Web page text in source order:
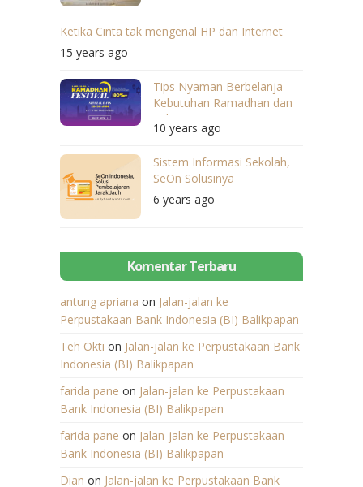
Ketika Cinta tak mengenal HP dan Internet
15 years ago
Tips Nyaman Berbelanja
Kebutuhan Ramadhan dan
Lebaran
10 years ago
Sistem Informasi Sekolah,
SeOn Solusinya
6 years ago
Komentar Terbaru
antung apriana on Jalan-jalan ke
Perpustakaan Bank Indonesia (BI) Balikpapan
Teh Okti on Jalan-jalan ke Perpustakaan Bank
Indonesia (BI) Balikpapan
farida pane on Jalan-jalan ke Perpustakaan
Bank Indonesia (BI) Balikpapan
farida pane on Jalan-jalan ke Perpustakaan
Bank Indonesia (BI) Balikpapan
Dian on Jalan-jalan ke Perpustakaan Bank